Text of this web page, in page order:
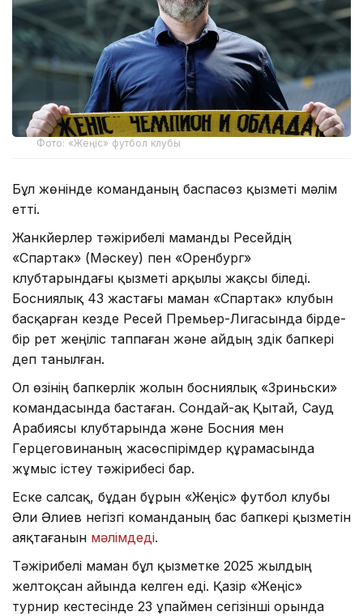
Фото: «Жеңіс» футбол клубы
Бұл жөнінде команданың баспасөз қызметі мәлім
етті.
Жанкүйерлер тәжірибелі маманды Ресейдің
«Спартак» (Мәскеу) пен «Оренбург»
клубтарындағы қызметі арқылы жақсы біледі.
Босниялық 43 жастағы маман «Спартак» клубын
басқарған кезде Ресей Премьер-Лигасында бірде-
бір рет жеңіліс таппаған және айдың үздік бапкері
деп танылған.
Ол өзінің бапкерлік жолын босниялық «Зриньски»
командасында бастаған. Сондай-ақ Қытай, Сауд
Арабиясы клубтарында және Босния мен
Герцеговинаның жасөспірімдер құрамасында
жұмыс істеу тәжірибесі бар.
Еске салсақ, бұдан бұрын «Жеңіс» футбол клубы
Әли Әлиев негізгі команданың бас бапкері қызметін
аяқтағанын мәлімдеді.
Тәжірибелі маман бұл қызметке 2025 жылдың
желтоқсан айында келген еді. Қазір «Жеңіс»
турнир кестесінде 23 ұпаймен сегізінші орында